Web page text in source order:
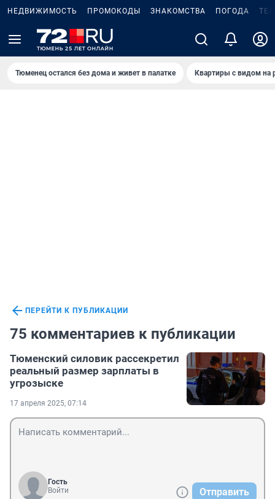
НЕДВИЖИМОСТЬ ПРОМОКОДЫ ЗНАКОМСТВА ПОГОДА
Тюменец остался без дома и живет в палатке Квартиры с видом на
ПЕРЕЙТИ К ПУБЛИКАЦИИ
75 комментариев к публикации
Тюменский силовик рассекретил
реальный размер зарплаты в
угрозыске
17 апреля 2025, 07:14
Гость
Войти
Отправить